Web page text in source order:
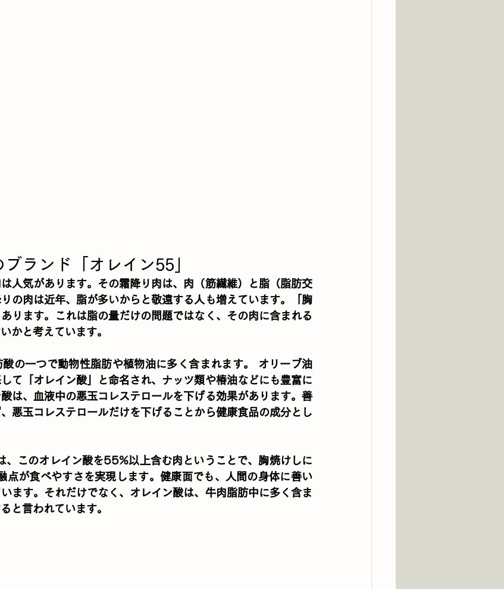
ランド「オレイン55」
人気があります。その霜降り肉は、肉（筋繊維）と脂（脂肪交
の肉は近年、脂が多いからと敬遠する人も増えています。「胸
ります。これは脂の量だけの問題ではなく、その肉に含まれる
かと考えています。
の一つで動物性脂肪や植物油に多く含まれます。 オリーブ油
て「オレイン酸」と命名され、ナッツ類や椿油などにも豊富に
は、血液中の悪玉コレステロールを下げる効果があります。善
悪玉コレステロールだけを下げることから健康食品の成分とし
、このオレイン酸を55%以上含む肉ということで、胸焼けしに
点が食べやすさを実現します。健康面でも、人間の身体に善い
ます。それだけでなく、オレイン酸は、牛肉脂肪中に多く含ま
と言われています。